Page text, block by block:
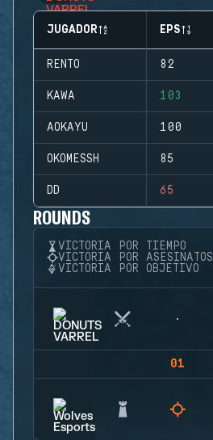
JUGADOR EPS
RENTO 82
KAWA 103
AOKAYU 100
OKOMESSH 85
DD 65
ROUNDS
VICTORIA POR TIEMPO
VICTORIA POR ASESINATOS
VICTORIA POR OBJETIVO
01